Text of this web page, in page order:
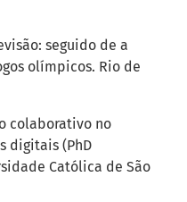
seguido de a
olímpicos. Rio de
colaborativo no
digitais (PhD
Católica de São